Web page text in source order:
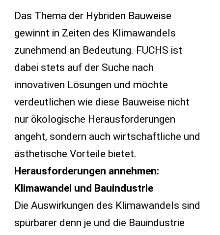
Das Thema der Hybriden Bauweise
gewinnt in Zeiten des Klimawandels
zunehmend an Bedeutung. FUCHS ist
dabei stets auf der Suche nach
innovativen Lösungen und möchte
verdeutlichen wie diese Bauweise nicht
nur ökologische Herausforderungen
angeht, sondern auch wirtschaftliche und
ästhetische Vorteile bietet.
Herausforderungen annehmen:
Klimawandel und Bauindustrie
Die Auswirkungen des Klimawandels sind
spürbarer denn je und die Bauindustrie